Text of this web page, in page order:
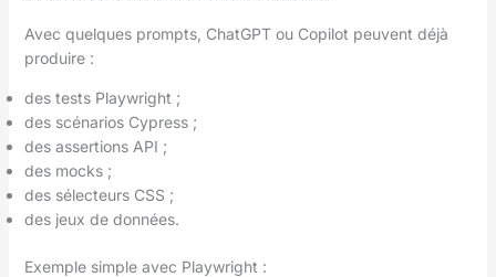
Avec quelques prompts, ChatGPT ou Copilot peuvent déjà
produire :
des tests Playwright ;
des scénarios Cypress ;
des assertions API ;
des mocks ;
des sélecteurs CSS ;
des jeux de données.
Exemple simple avec Playwright :